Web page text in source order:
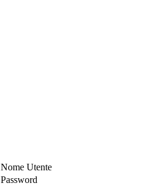
Nome Utente
Password